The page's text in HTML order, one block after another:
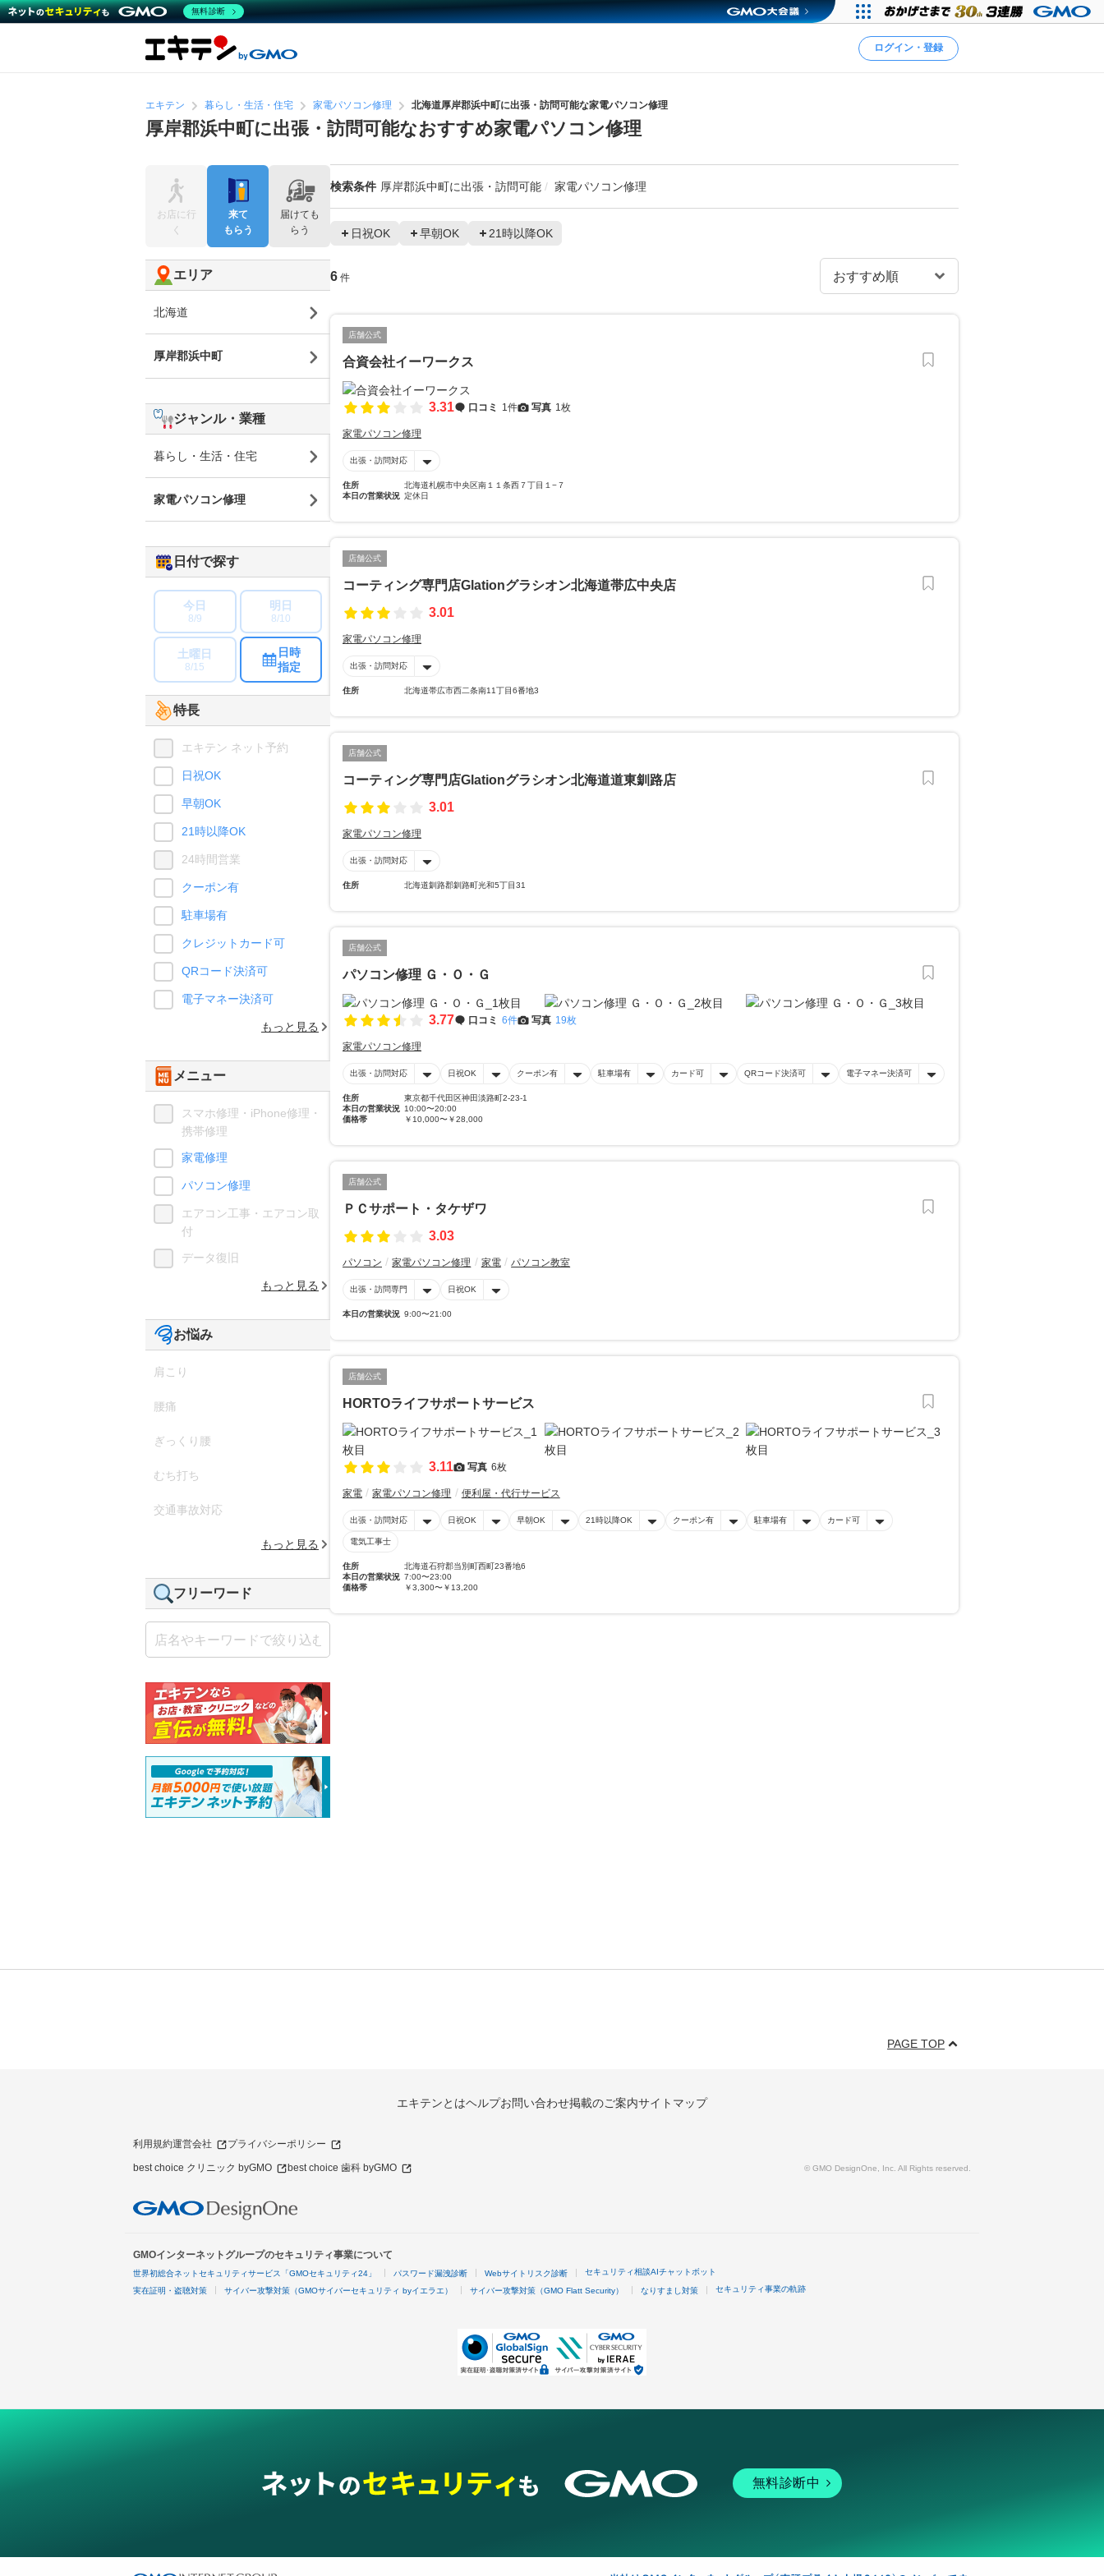
ログイン・登録
エキテン 暮らし・生活・住宅 家電パソコン修理 北海道厚岸郡浜中町に出張・訪問可能な家電パソコン修理
厚岸郡浜中町に出張・訪問可能なおすすめ家電パソコン修理
検索条件 厚岸郡浜中町に出張・訪問可能 家電パソコン修理
日祝OK 早朝OK 21時以降OK
6 件
店舗公式
合資会社イーワークス
3.31 口コミ 1件 写真 1枚
家電パソコン修理
出張・訪問対応
住所
北海道札幌市中央区南１１条西７丁目１−７
本日の営業状況 定休日
店舗公式
コーティング専門店Glationグラシオン北海道帯広中央店
3.01
家電パソコン修理
出張・訪問対応
住所 北海道帯広市西二条南11丁目6番地3
店舗公式
コーティング専門店Glationグラシオン北海道道東釧路店
3.01
家電パソコン修理
出張・訪問対応
住所 北海道釧路郡釧路町光和5丁目31
店舗公式
パソコン修理 Ｇ・Ｏ・Ｇ
3.77 口コミ 6件 写真 19枚
家電パソコン修理
出張・訪問対応 日祝OK クーポン有 駐車場有 カード可 QRコード決済可 電子マネー決済可
住所
東京都千代田区神田淡路町2-23-1
本日の営業状況 10:00〜20:00
価格帯
￥10,000〜￥28,000
店舗公式
ＰＣサポート・タケザワ
3.03
パソコン 家電パソコン修理 家電 パソコン教室
出張・訪問専門 日祝OK
本日の営業状況 9:00〜21:00
店舗公式
HORTOライフサポートサービス
3.11 写真 6枚
家電 家電パソコン修理 便利屋・代行サービス
出張・訪問対応 日祝OK 早朝OK 21時以降OK クーポン有 駐車場有 カード可
電気工事士
住所
北海道石狩郡当別町西町23番地6
本日の営業状況 7:00〜23:00
価格帯
￥3,300〜￥13,200
お店に行
く
来て
もらう
届けても
らう
エリア
北海道
厚岸郡浜中町
ジャンル・業種
暮らし・生活・住宅
家電パソコン修理
日付で探す
今日
8/9
明日
8/10
土曜日
8/15
日時
指定
特長
エキテン ネット予約
日祝OK
早朝OK
21時以降OK
24時間営業
クーポン有
駐車場有
クレジットカード可
QRコード決済可
電子マネー決済可
もっと見る
メニュー
スマホ修理・iPhone修理・
携帯修理
家電修理
パソコン修理
エアコン工事・エアコン取
付
データ復旧
もっと見る
お悩み
肩こり
腰痛
ぎっくり腰
むち打ち
交通事故対応
もっと見る
フリーワード
PAGE TOP
エキテンとはヘルプお問い合わせ掲載のご案内サイトマップ
利用規約運営会社 プライバシーポリシー
best choice クリニック byGMO best choice 歯科 byGMO © GMO DesignOne, Inc. All Rights reserved.
GMOインターネットグループのセキュリティ事業について
世界初総合ネットセキュリティサービス「GMOセキュリティ24」 パスワード漏洩診断 Webサイトリスク診断 セキュリティ相談AIチャットボット
実在証明・盗聴対策 サイバー攻撃対策（GMOサイバーセキュリティ byイエラエ） サイバー攻撃対策（GMO Flatt Security） なりすまし対策 セキュリティ事業の軌跡
無料診断中
無料診断